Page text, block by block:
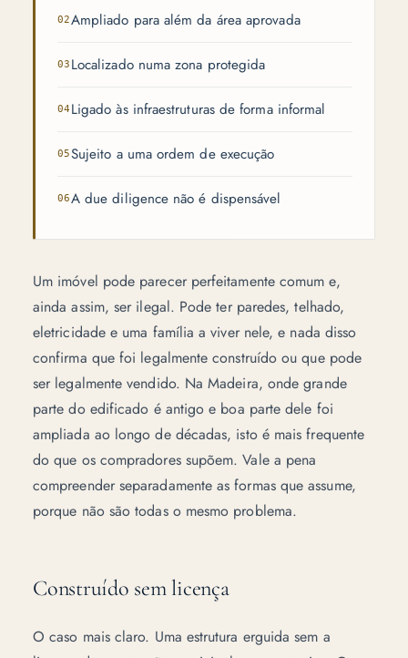
Ampliado para além da área aprovada
Localizado numa zona protegida
Ligado às infraestruturas de forma informal
Sujeito a uma ordem de execução
A due diligence não é dispensável
Um imóvel pode parecer perfeitamente comum e,
ainda assim, ser ilegal. Pode ter paredes, telhado,
eletricidade e uma família a viver nele, e nada disso
confirma que foi legalmente construído ou que pode
ser legalmente vendido. Na Madeira, onde grande
parte do edificado é antigo e boa parte dele foi
ampliada ao longo de décadas, isto é mais frequente
do que os compradores supõem. Vale a pena
compreender separadamente as formas que assume,
porque não são todas o mesmo problema.
Construído sem licença
O caso mais claro. Uma estrutura erguida sem a